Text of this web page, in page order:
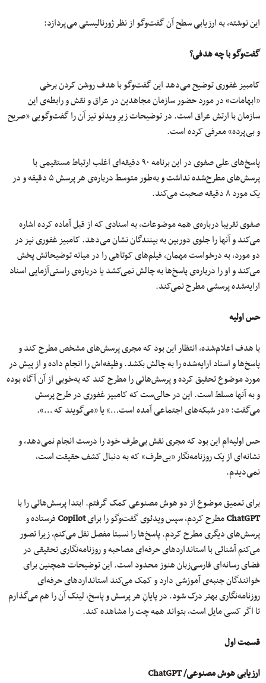
این نوشته، به ارزیابی سطح آن گفت‌وگو از نظر ژورنالیستی می‌پردازد:
گفت‌وگو با چه هدفی؟
کامبیز غفوری توضیح می‌دهد این گفت‌وگو با هدف روشن کردن برخی
«ابهامات» در مورد حضور سازمان مجاهدین در عراق و نقش و رابطه‌ی این
سازمان با ارتش عراق است. در توضیحات زیرِ ویدئو نیز آن را گفت‌وگویی «صریح
و بی‌پرده» معرفی کرده است.
پاسخ‌های علی صفوی در این برنامه ۹۰ دقیقه‌ای اغلب ارتباط مستقیمی با
پرسش‌های مطرح‌شده نداشت و به‌طور متوسط درباره‌ی هر پرسش ۵ دقیقه و در
یک مورد ۸ دقیقه صحبت می‌کند.
صفوی تقریبا درباره‌ی همه موضوعات، به اسنادی که از قبل آماده کرده اشاره
می‌کند و آنها را جلوی دوربین به بینندگان نشان می‌دهد. کامبیز غفوری نیز در
دو مورد، به درخواست مهمان، فیلم‌های کوتاهی را در میانه توضیحاتش پخش
می‌کند و او را درباره‌ی پاسخ‌ها به چالش نمی‌کشد یا درباره‌ی راستی‌آزمایی اسناد
ارایه‌شده پرسشی مطرح نمی‌کند.
حس اولیه
با هدف اعلام‌شده، انتظار این بود که مجری پرسش‌های مشخص مطرح کند و
پاسخ‌ها و اسناد ارایه‌شده را به چالش بکشد. وظیفه‌اش را انجام داده و از پیش در
مورد موضوع تحقیق کرده و پرسش‌هائی را مطرح کند که به‌خوبی از آن آگاه بوده
و به آنها مسلط است. این در حالی‌ست که کامبیز غفوری در طرح پرسش
می‌گفت: «در شبکه‌های اجتماعی آمده است…» یا «می‌گویند که …».
حس اولیه‌ام این بود که مجری نقش بی‌طرف خود را درست انجام نمی‌دهد، و
نشانه‌ای از یک روزنامه‌نگار «بی‌طرف» که به دنبال کشف حقیقت است،
نمی‌دیدم.
برای تعمیق موضوع از دو هوش مصنوعی کمک گرفتم. ابتدا پرسش‌هائی را با
ChatGPTمطرح کردم، سپس ویدئوی گفت‌وگو را برایCopilotفرستاده و
پرسش‌های دیگری مطرح کردم. پاسخ‌ها را نسبتا مفصل نقل می‌کنم، زیرا تصور
می‌کنم آشنائی با استانداردهای حرفه‌ای مصاحبه و روزنامه‌نگاری تحقیقی در
فضای رسانه‌ای فارسی‌زبان هنوز محدود است. این توضیحات همچنین برای
خوانندگان جنبه‌ی آموزشی دارد و کمک می‌کند استانداردهای حرفه‌ای
روزنامه‌نگاری بهتر درک شود. در پایانِ هر پرسش و پاسخ، لینک آن را هم می‌گذارم
تا اگر کسی مایل است، بتواند همه چت را مشاهده کند.
قسمت اول
ارزیابی هوش مصنوعی/ChatGPT